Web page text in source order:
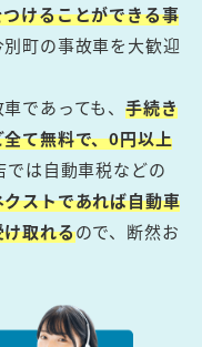
けることができる事
町の事故車を大歓迎
であっても、手続き
て無料で、0円以上
では自動車税などの
ストであれば自動車
取れるので、断然お